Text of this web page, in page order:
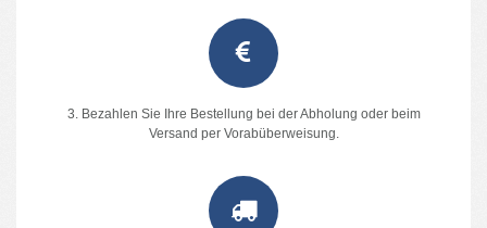
3. Bezahlen Sie Ihre Bestellung bei der Abholung oder beim
Versand per Vorabüberweisung.